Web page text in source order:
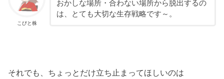
こびと株
おかしな場所・合わない場所から脱出するの
は、とても大切な生存戦略です～。
それでも、ちょっとだけ立ち止まってほしいのは